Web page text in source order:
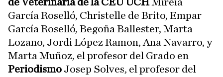
García Roselló, Christelle de Brito, Empar
García Roselló, Begoña Ballester, Marta
Lozano, Jordi López Ramon, Ana Navarro, y
Marta Muñoz, el profesor del Grado en
Periodismo Josep Solves, el profesor del